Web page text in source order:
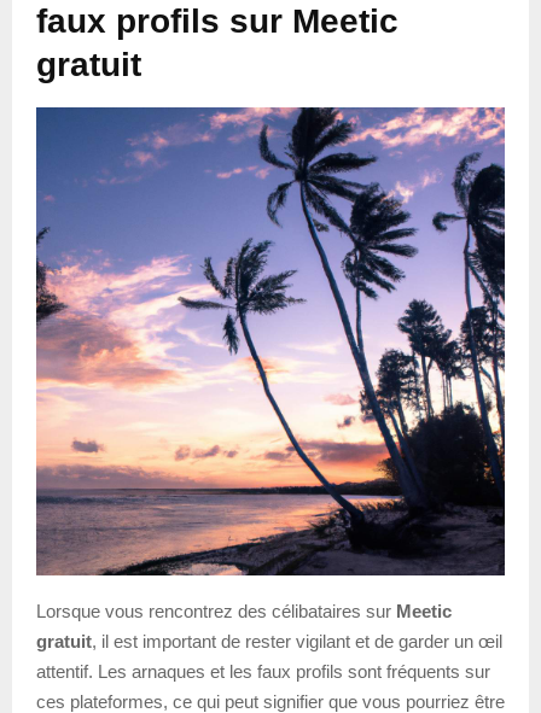
faux profils sur Meetic
gratuit
Lorsque vous rencontrez des célibataires sur Meetic
gratuit, il est important de rester vigilant et de garder un œil
attentif. Les arnaques et les faux profils sont fréquents sur
ces plateformes, ce qui peut signifier que vous pourriez être